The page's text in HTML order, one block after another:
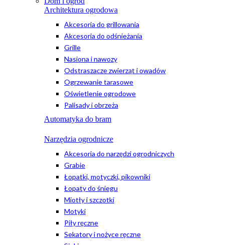
Architektura ogrodowa
Akcesoria do grillowania
Akcesoria do odśnieżania
Grille
Nasiona i nawozy
Odstraszacze zwierząt i owadów
Ogrzewanie tarasowe
Oświetlenie ogrodowe
Palisady i obrzeża
Automatyka do bram
Narzędzia ogrodnicze
Akcesoria do narzędzi ogrodniczych
Grabie
Łopatki, motyczki, pikowniki
Łopaty do śniegu
Miotły i szczotki
Motyki
Piły ręczne
Sekatory i nożyce ręczne